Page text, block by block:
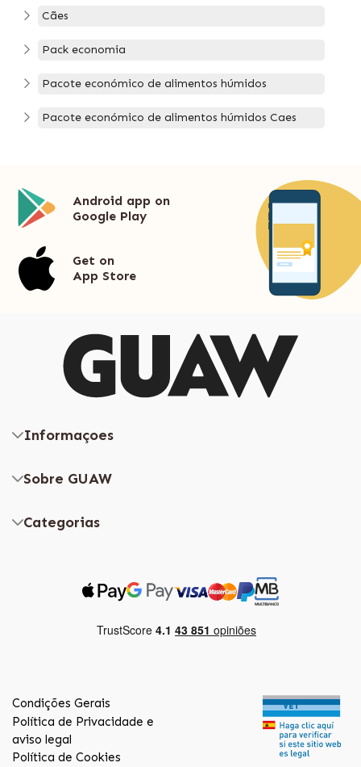
Cães
Pack economia
Pacote económico de alimentos húmidos
Pacote económico de alimentos húmidos Caes
Android app on
Google Play
Get on
App Store
Informaçoes
Sobre GUAW
Categorias
Condições Gerais
Política de Privacidade e
aviso legal
Política de Cookies